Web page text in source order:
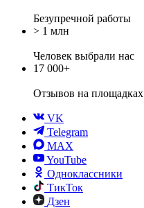
Безупречной работы
> 1 млн
Человек выбрали нас
17 000+
Отзывов на площадках
VK
Telegram
MAX
YouTube
Одноклассники
ТикТок
Дзен